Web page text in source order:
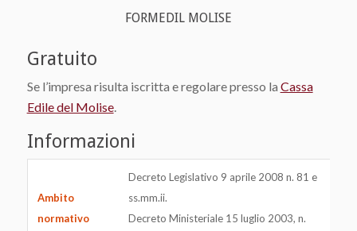
FORMEDIL MOLISE
Gratuito
Se l’impresa risulta iscritta e regolare presso la Cassa
Edile del Molise.
Informazioni
Ambito
normativo
Decreto Legislativo 9 aprile 2008 n. 81 e
ss.mm.ii.
Decreto Ministeriale 15 luglio 2003, n.